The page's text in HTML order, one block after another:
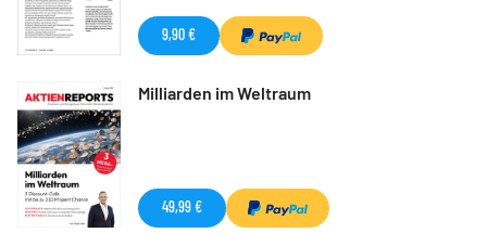
9,90 €
Milliarden im Weltraum
49,99 €